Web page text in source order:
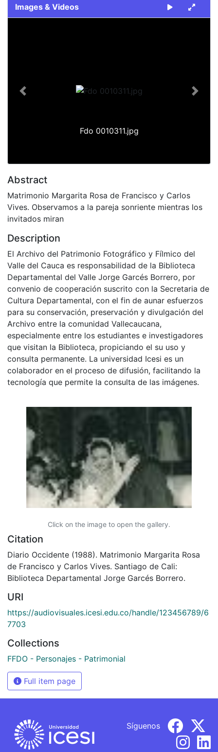
Images & Videos
Fdo 0010311.jpg
Previous Next
Abstract
Matrimonio Margarita Rosa de Francisco y Carlos
Vives. Observamos a la pareja sonriente mientras los
invitados miran
Description
El Archivo del Patrimonio Fotográfico y Fílmico del
Valle del Cauca es responsabilidad de la Biblioteca
Departamental del Valle Jorge Garcés Borrero, por
convenio de cooperación suscrito con la Secretaria de
Cultura Departamental, con el fin de aunar esfuerzos
para su conservación, preservación y divulgación del
Archivo entre la comunidad Vallecaucana,
especialmente entre los estudiantes e investigadores
que visitan la Biblioteca, propiciando el su uso y
consulta permanente. La universidad Icesi es un
colaborador en el proceso de difusión, facilitando la
tecnología que permite la consulta de las imágenes.
Click on the image to open the gallery.
Citation
Diario Occidente (1988). Matrimonio Margarita Rosa
de Francisco y Carlos Vives. Santiago de Cali:
Biblioteca Departamental Jorge Garcés Borrero.
URI
https://audiovisuales.icesi.edu.co/handle/123456789/6
7703
Collections
FFDO - Personajes - Patrimonial
Full item page
Síguenos